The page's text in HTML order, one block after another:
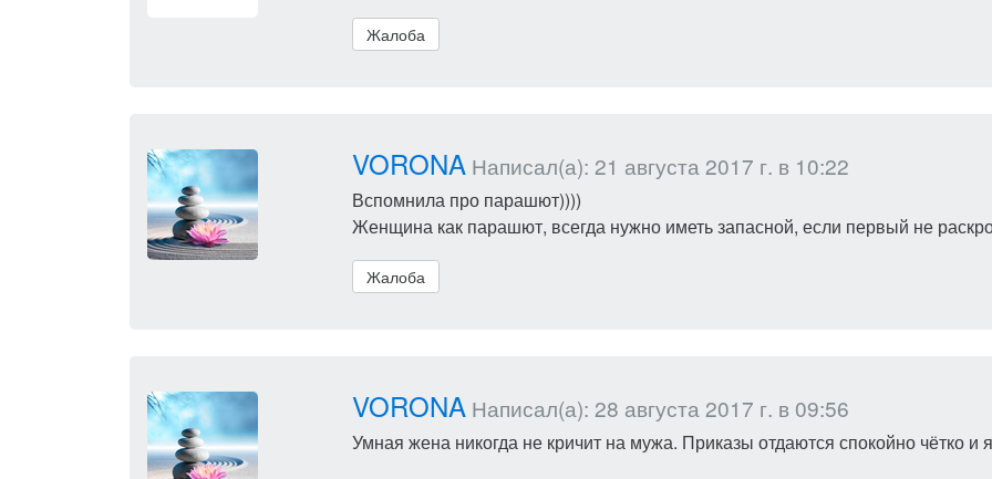
Жалоба
VORONAНаписал(а): 21 августа 2017 г. в 10:22
Вспомнила про парашют))))
Женщина как парашют, всегда нужно иметь запасной, если первый не
Жалоба
VORONAНаписал(а): 28 августа 2017 г. в 09:56
Умная жена никогда не кричит на мужа. Приказы отдаются спокойно чётко и